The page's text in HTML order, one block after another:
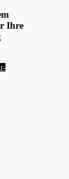
Ihre